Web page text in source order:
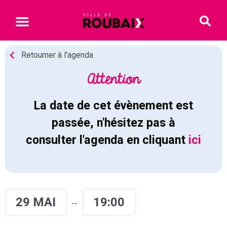
Retourner à l'agenda
Attention
La date de cet évènement est
passée, n'hésitez pas à
consulter l'agenda en cliquant ici
29 MAI -- 19:00